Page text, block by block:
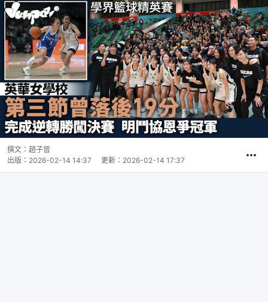
撰文： 趙子晉
出版： 2026-02-14 14:37 更新： 2026-02-14 17:37